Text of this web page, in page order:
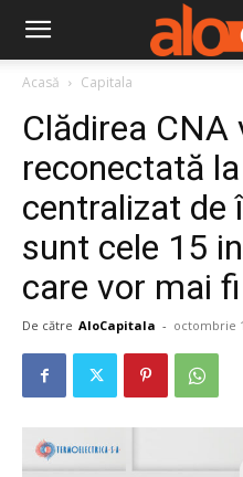
Acasă Capitala
Clădirea CNA
reconectată
centralizat de
sunt cele 15
care vor mai
De către AloCapitala - octombrie